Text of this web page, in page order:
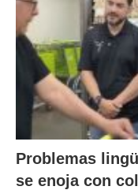
Problemas
se enoja con